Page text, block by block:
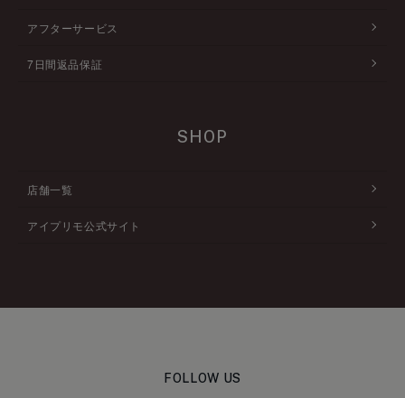
アフターサービス
7日間返品保証
SHOP
店舗一覧
アイプリモ公式サイト
FOLLOW US